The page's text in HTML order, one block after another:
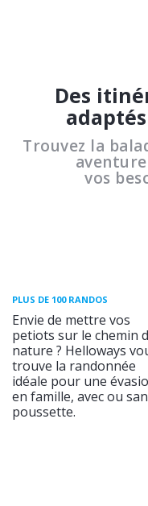
Des
Trouvez la
vos
PLUS DE 100 RANDOS
Envie de mettre vos
petiots sur le chemin
nature ? Helloways
trouve la randonnée
idéale pour une
en famille, avec ou
poussette.